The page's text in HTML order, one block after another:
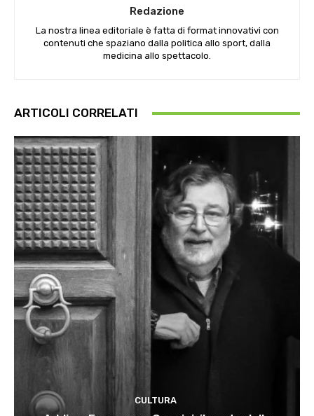
Redazione
La nostra linea editoriale è fatta di format innovativi con
contenuti che spaziano dalla politica allo sport, dalla
medicina allo spettacolo.
ARTICOLI CORRELATI
CULTURA